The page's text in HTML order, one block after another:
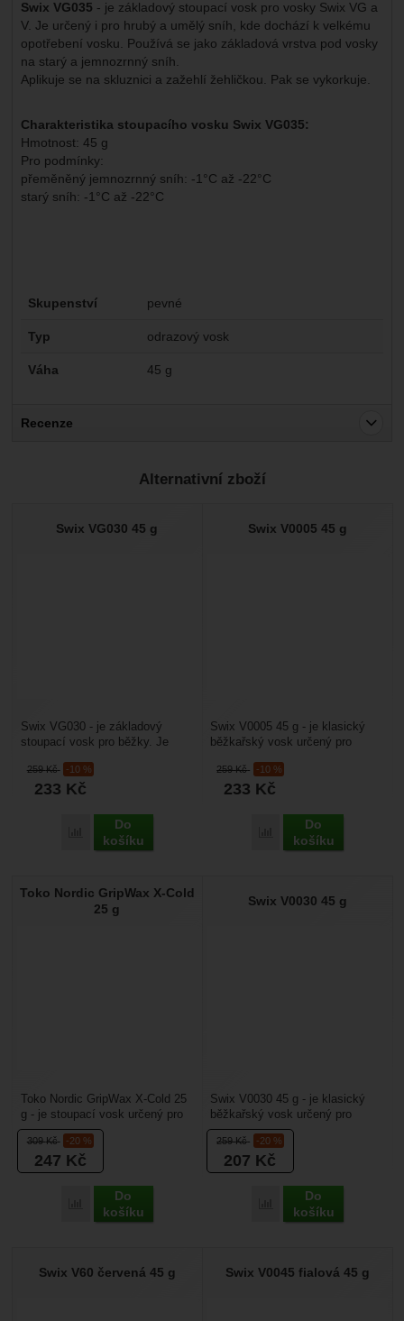
Swix VG035 - je základový stoupací vosk pro vosky Swix VG a
V. Je určený i pro hrubý a umělý sníh, kde dochází k velkému
opotřebení vosku. Používá se jako základová vrstva pod vosky
na starý a jemnozrnný sníh.
Aplikuje se na skluznici a zažehlí žehličkou. Pak se vykorkuje.
Charakteristika stoupacího vosku Swix VG035:
Hmotnost: 45 g
Pro podmínky:
přeměněný jemnozrnný sníh: -1°C až -22°C
starý sníh: -1°C až -22°C
Parametry
Skupenství pevné
Typ odrazový vosk
Váha 45 g
Recenze
Nebyla přidána žádná recenze.
Alternativní zboží
Swix VG030 45 g
259Kč -10 %
233 Kč
Porovnat
Do
košíku
Swix VG030 - je základový
stoupací vosk pro běžky. Je
Používá se jako...
Swix V0005 45 g
259Kč -10 %
233 Kč
Porovnat
Do
košíku
Swix V0005 45 g - je klasický
běžkařský vosk určený pro
naše zeměpisné...
Toko Nordic GripWax X-Cold
25 g
309Kč -20 %
247 Kč
Porovnat
Do
košíku
Toko Nordic GripWax X-Cold 25
g - je stoupací vosk určený pro
běžecké lyže. Hodí se pro
extrémně chladné...
Swix V0030 45 g
259Kč -20 %
207 Kč
Porovnat
Do
košíku
Swix V0030 45 g - je klasický
běžkařský vosk určený pro
perfektní zimu, ty nejlepší
podmínky pro lyžování....
Swix V60 červená 45 g Swix V0045 fialová 45 g